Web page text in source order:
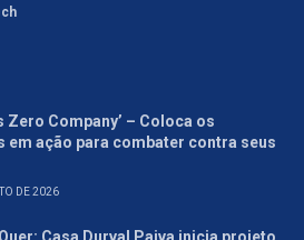
Zero Company’ – Coloca os
em ação para combater contra seus
DE 2026